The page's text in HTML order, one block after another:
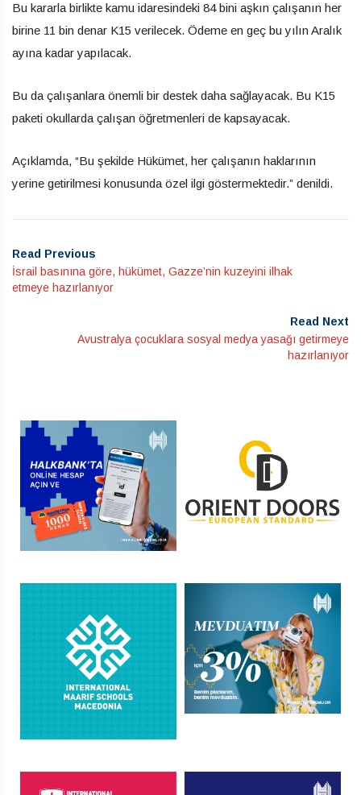
Bu kararla birlikte kamu idaresindeki 84 bini aşkın çalışanın her
birine 11 bin denar K15 verilecek. Ödeme en geç bu yılın Aralık
ayına kadar yapılacak.
Bu da çalışanlara önemli bir destek daha sağlayacak. Bu K15
paketi okullarda çalışan öğretmenleri de kapsayacak.
Açıklamda, “Bu şekilde Hükümet, her çalışanın haklarının
yerine getirilmesi konusunda özel ilgi göstermektedir.” denildi.
Read Previous
İsrail basınına göre, hükümet, Gazze’nin kuzeyini ilhak
etmeye hazırlanıyor
Read Next
Avustralya çocuklara sosyal medya yasağı getirmeye
hazırlanıyor